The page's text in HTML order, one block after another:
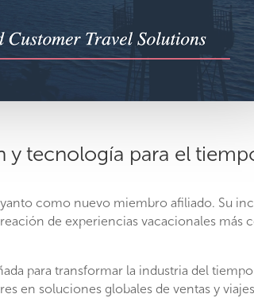
y tecnología para el
como nuevo miembro afiliado. Su
de experiencias vacacionales más
para transformar la industria del
en soluciones globales de ventas y